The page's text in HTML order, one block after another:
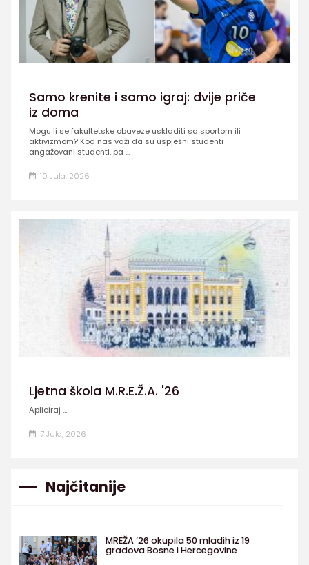
Samo krenite i samo igraj: dvije priče
iz doma
Mogu li se fakultetske obaveze uskladiti sa sportom ili
aktivizmom? Kod nas važi da su uspješni studenti
angažovani studenti, pa ...
10 Jula, 2026
Ljetna škola M.R.E.Ž.A. '26
Apliciraj ...
7 Jula, 2026
Najčitanije
MREŽA ’26 okupila 50 mladih iz 19
gradova Bosne i Hercegovine